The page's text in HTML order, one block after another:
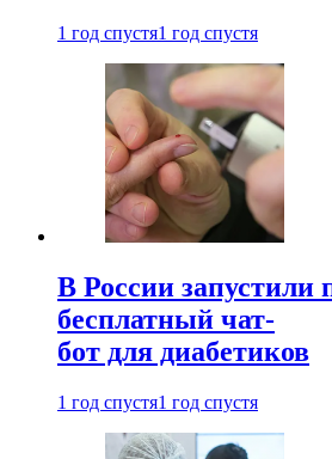
1 год спустя1 год спустя
В России запустили
бесплатный чат-
бот для диабетиков
1 год спустя1 год спустя